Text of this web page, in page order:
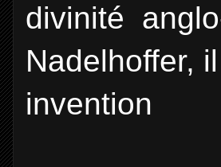
divinité
Nadelhoffer,
invention